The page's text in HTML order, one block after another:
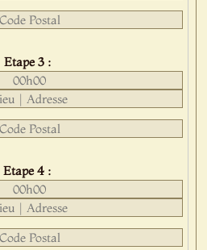
Etape 3 :
Etape 4 :